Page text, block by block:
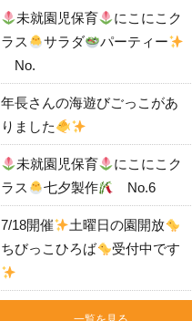
未就園児保育
にこにこク
ラス
サラダ
パーティー
No.
年長さんの海遊びごっこがあ
りました
未就園児保育
にこにこク
ラス
七夕製作 No.6
7/18開催
土曜日の園開放
ちびっこひろば
受付中です